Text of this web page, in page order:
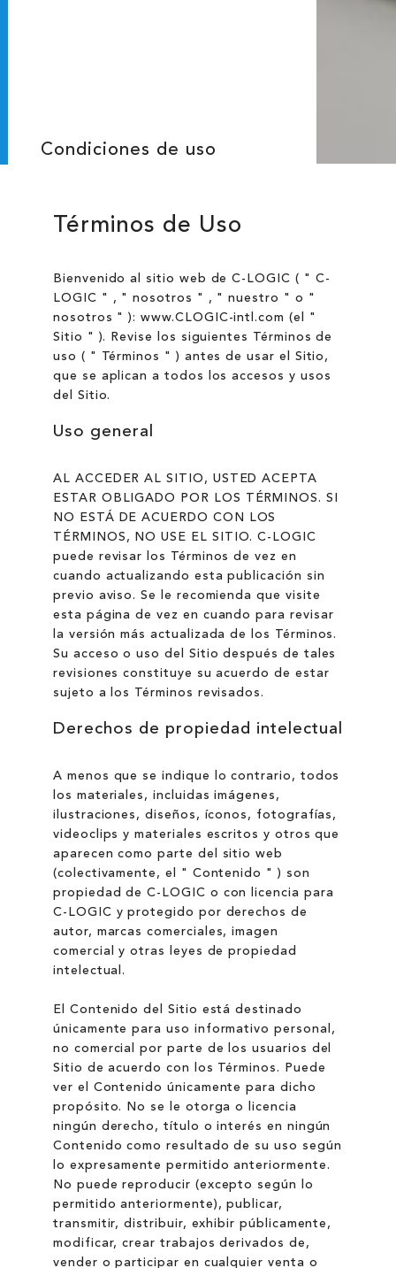
Condiciones de uso
Términos de Uso
Bienvenido al sitio web de C-LOGIC ( " C-
LOGIC " , " nosotros " , " nuestro " o "
nosotros " ): www.CLOGIC-intl.com (el "
Sitio " ). Revise los siguientes Términos de
uso ( " Términos " ) antes de usar el Sitio,
que se aplican a todos los accesos y usos
del Sitio.
Uso general
AL ACCEDER AL SITIO, USTED ACEPTA
ESTAR OBLIGADO POR LOS TÉRMINOS. SI
NO ESTÁ DE ACUERDO CON LOS
TÉRMINOS, NO USE EL SITIO. C-LOGIC
puede revisar los Términos de vez en
cuando actualizando esta publicación sin
previo aviso. Se le recomienda que visite
esta página de vez en cuando para revisar
la versión más actualizada de los Términos.
Su acceso o uso del Sitio después de tales
revisiones constituye su acuerdo de estar
sujeto a los Términos revisados.
Derechos de propiedad intelectual
A menos que se indique lo contrario, todos
los materiales, incluidas imágenes,
ilustraciones, diseños, íconos, fotografías,
videoclips y materiales escritos y otros que
aparecen como parte del sitio web
(colectivamente, el " Contenido " ) son
propiedad de C-LOGIC o con licencia para
C-LOGIC y protegido por derechos de
autor, marcas comerciales, imagen
comercial y otras leyes de propiedad
intelectual.
El Contenido del Sitio está destinado
únicamente para uso informativo personal,
no comercial por parte de los usuarios del
Sitio de acuerdo con los Términos. Puede
ver el Contenido únicamente para dicho
propósito. No se le otorga o licencia
ningún derecho, título o interés en ningún
Contenido como resultado de su uso según
lo expresamente permitido anteriormente.
No puede reproducir (excepto según lo
permitido anteriormente), publicar,
transmitir, distribuir, exhibir públicamente,
modificar, crear trabajos derivados de,
vender o participar en cualquier venta o